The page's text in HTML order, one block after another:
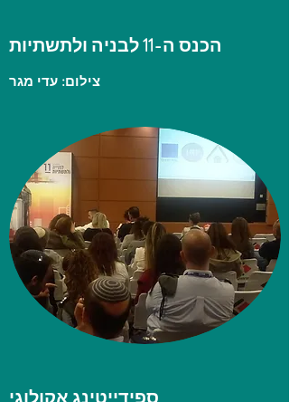
הכנס ה-11 לבניה ולתשתיות
צילום: עדי מגר